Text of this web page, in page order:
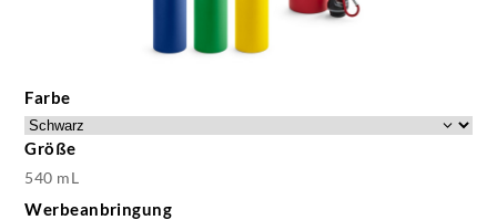
Farbe
Größe
540 mL
Werbeanbringung